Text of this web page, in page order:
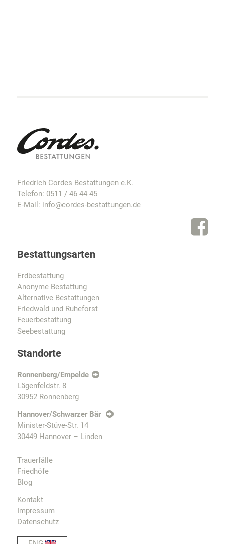
Friedrich Cordes Bestattungen e.K.
Telefon: 0511 / 46 44 45
E-Mail: info@cordes-bestattungen.de
Bestattungsarten
Erdbestattung
Anonyme Bestattung
Alternative Bestattungen
Friedwald und Ruheforst
Feuerbestattung
Seebestattung
Standorte
Ronnenberg/Empelde
Lägenfeldstr. 8
30952 Ronnenberg
Hannover/Schwarzer Bär
Minister-Stüve-Str. 14
30449 Hannover – Linden
Trauerfälle
Friedhöfe
Blog
Kontakt
Impressum
Datenschutz